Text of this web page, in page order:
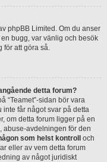
phpBB Limited. Om du anser
bugg, var vänlig och besök
för att göra så.
detta forum?
“Teamet”-sidan bör vara
inte får något svar på detta
om detta forum ligger på en
abuse-avdelningen för den
som helst kontroll
och
eller av vem detta forum
av något juridiskt